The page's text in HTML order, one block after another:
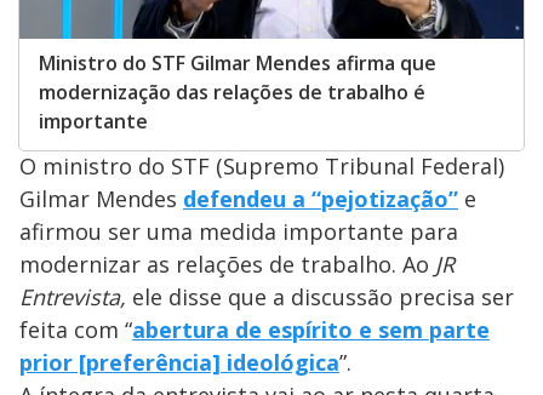
Ministro do STF Gilmar Mendes afirma que
modernização das relações de trabalho é
importante
O ministro do STF (Supremo Tribunal Federal)
Gilmar Mendes defendeu a “pejotização” e
afirmou ser uma medida importante para
modernizar as relações de trabalho. Ao JR
Entrevista, ele disse que a discussão precisa ser
feita com “abertura de espírito e sem parte
prior [preferência] ideológica”.